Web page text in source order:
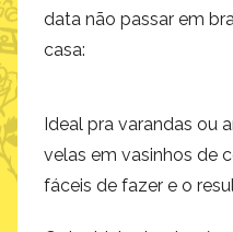
data não passar em
casa:
Ideal pra varandas ou
velas em vasinhos de
fáceis de fazer e o